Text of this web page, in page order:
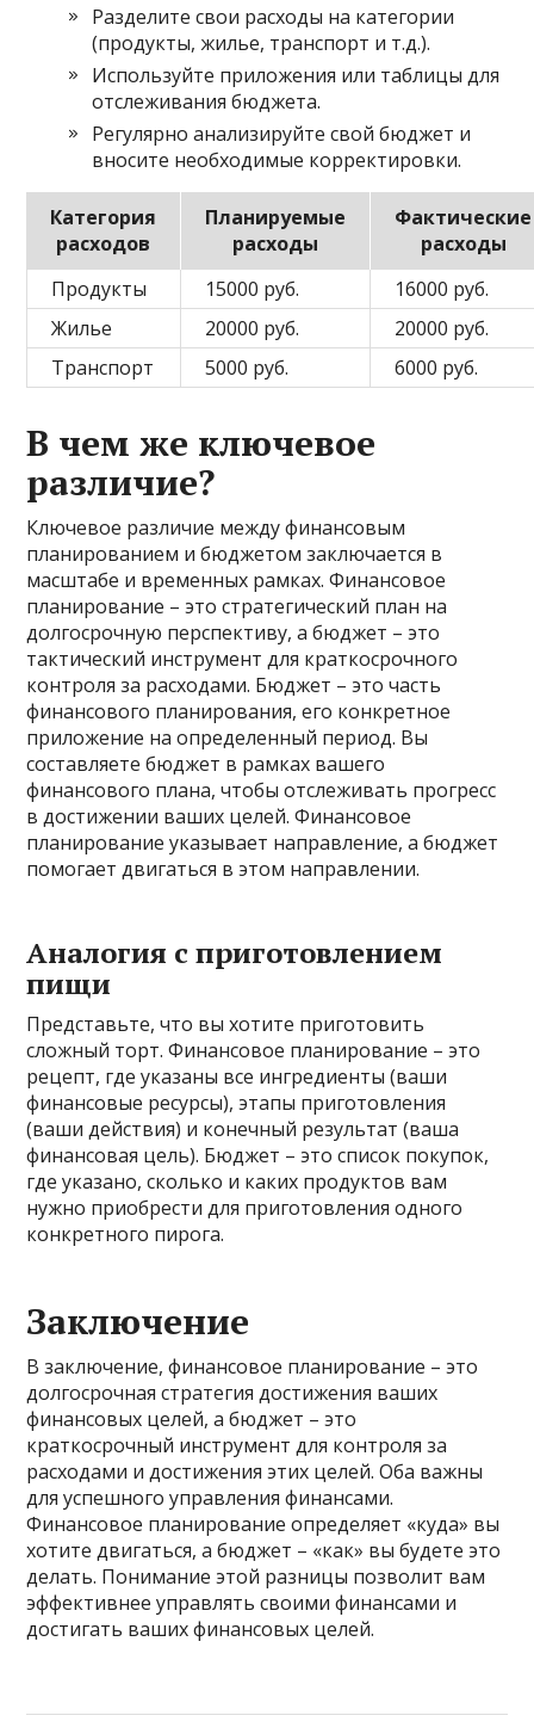
Разделите свои расходы на категории
(продукты, жилье, транспорт и т.д.).
Используйте приложения или таблицы для
отслеживания бюджета.
Регулярно анализируйте свой бюджет и
вносите необходимые корректировки.
Категория
расходов
Планируемые
расходы
Фактические
расходы
Продукты
15000 руб.
16000 руб.
Жилье
20000 руб.
20000 руб.
Транспорт
5000 руб. 6000 руб.
В чем же ключевое
различие?
Ключевое различие между финансовым
планированием и бюджетом заключается в
масштабе и временных рамках. Финансовое
планирование – это стратегический план на
долгосрочную перспективу, а бюджет – это
тактический инструмент для краткосрочного
контроля за расходами. Бюджет – это часть
финансового планирования, его конкретное
приложение на определенный период. Вы
составляете бюджет в рамках вашего
финансового плана, чтобы отслеживать прогресс
в достижении ваших целей. Финансовое
планирование указывает направление, а бюджет
помогает двигаться в этом направлении.
Аналогия с приготовлением
пищи
Представьте, что вы хотите приготовить
сложный торт. Финансовое планирование – это
рецепт, где указаны все ингредиенты (ваши
финансовые ресурсы), этапы приготовления
(ваши действия) и конечный результат (ваша
финансовая цель). Бюджет – это список покупок,
где указано, сколько и каких продуктов вам
нужно приобрести для приготовления одного
конкретного пирога.
Заключение
В заключение, финансовое планирование – это
долгосрочная стратегия достижения ваших
финансовых целей, а бюджет – это
краткосрочный инструмент для контроля за
расходами и достижения этих целей. Оба важны
для успешного управления финансами.
Финансовое планирование определяет «куда» вы
хотите двигаться, а бюджет – «как» вы будете это
делать. Понимание этой разницы позволит вам
эффективнее управлять своими финансами и
достигать ваших финансовых целей.